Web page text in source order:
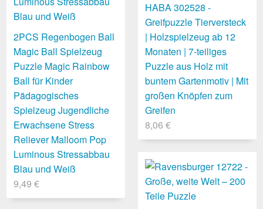
2PCS Regenbogen Ball
Magic Ball Spielzeug
Puzzle Magic Rainbow
Ball für Kinder
Pädagogisches
Spielzeug Jugendliche
Erwachsene Stress
Reliever Malloom Pop
Luminous Stressabbau
Blau und Weiß
9,49 €
HABA 302528 -
Greifpuzzle Tierversteck
| Holzspielzeug ab 12
Monaten | 7-teiliges
Puzzle aus Holz mit
buntem Gartenmotiv | Mit
großen Knöpfen zum
Greifen
8,06 €